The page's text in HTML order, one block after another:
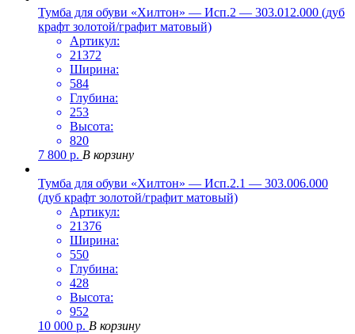
Тумба для обуви «Хилтон» — Исп.2 — 303.012.000 (дуб
крафт золотой/графит матовый)
Артикул:
21372
Ширина:
584
Глубина:
253
Высота:
820
7 800 р. В корзину
Тумба для обуви «Хилтон» — Исп.2.1 — 303.006.000
(дуб крафт золотой/графит матовый)
Артикул:
21376
Ширина:
550
Глубина:
428
Высота:
952
10 000 р. В корзину